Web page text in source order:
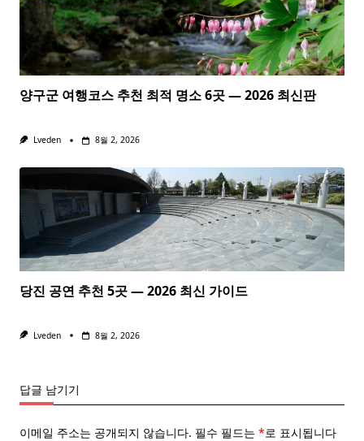
양구군 여행코스 추천 최적 명소 6곳 — 2026 최신판
Lveden 8월 2, 2026
당진 공연 추천 5곳 — 2026 최신 가이드
Lveden 8월 2, 2026
답글 남기기
이메일 주소는 공개되지 않습니다. 필수 필드는 *로 표시됩니다